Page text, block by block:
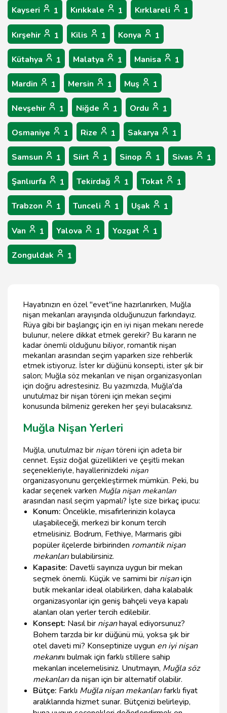
Kayseri 1 Kırıkkale 1 Kırklareli 1
Kırşehir 1 Kilis 1 Konya 1
Kütahya 1 Malatya 1 Manisa 1
Mardin 1 Mersin 1 Muş 1
Nevşehir 1 Niğde 1 Ordu 1
Osmaniye 1 Rize 1 Sakarya 1
Samsun 1 Siirt 1 Sinop 1 Sivas 1
Şanlıurfa 1 Tekirdağ 1 Tokat 1
Trabzon 1 Tunceli 1 Uşak 1
Van 1 Yalova 1 Yozgat 1
Zonguldak 1
Hayatınızın en özel "evet"ine hazırlanırken, Muğla
nişan mekanları arayışında olduğunuzun farkındayız.
Rüya gibi bir başlangıç için en iyi nişan mekanı nerede
bulunur, nelere dikkat etmek gerekir? Bu kararın ne
kadar önemli olduğunu biliyor, romantik nişan
mekanları arasından seçim yaparken size rehberlik
etmek istiyoruz. İster kır düğünü konsepti, ister şık bir
salon; Muğla söz mekanları ve nişan organizasyonları
için doğru adrestesiniz. Bu yazımızda, Muğla'da
unutulmaz bir nişan töreni için mekan seçimi
konusunda bilmeniz gereken her şeyi bulacaksınız.
Muğla Nişan Yerleri
Muğla, unutulmaz bir nişan töreni için adeta bir
cennet. Eşsiz doğal güzellikleri ve çeşitli mekan
seçenekleriyle, hayallerinizdeki nişan
organizasyonunu gerçekleştirmek mümkün. Peki, bu
kadar seçenek varken Muğla nişan mekanları
arasından nasıl seçim yapmalı? İşte size birkaç ipucu:
Konum: Öncelikle, misafirlerinizin kolayca
ulaşabileceği, merkezi bir konum tercih
etmelisiniz. Bodrum, Fethiye, Marmaris gibi
popüler ilçelerde birbirinden romantik nişan
mekanlarıbulabilirsiniz.
Kapasite: Davetli sayınıza uygun bir mekan
seçmek önemli. Küçük ve samimi bir nişaniçin
butik mekanlar ideal olabilirken, daha kalabalık
organizasyonlar için geniş bahçeli veya kapalı
alanları olan yerler tercih edilebilir.
Konsept: Nasıl bir nişanhayal ediyorsunuz?
Bohem tarzda bir kır düğünü mü, yoksa şık bir
otel daveti mi? Konseptinize uygun en iyi nişan
mekanını bulmak için farklı stillere sahip
mekanları incelemelisiniz. Unutmayın, Muğla söz
mekanlarıda nişan için bir alternatif olabilir.
Bütçe: Farklı Muğla nişan mekanlarıfarklı fiyat
aralıklarında hizmet sunar. Bütçenizi belirleyip,